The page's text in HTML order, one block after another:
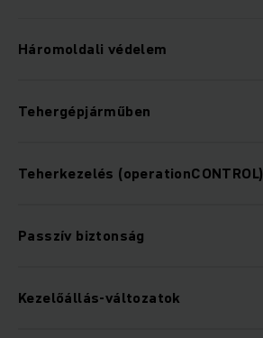
Háromoldali védelem
Tehergépjárműben
Teherkezelés (operationCONTROL)
Passzív biztonság
Kezelőállás-változatok